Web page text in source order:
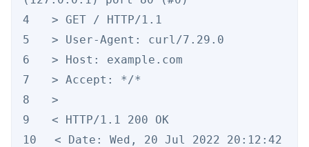
4　　> GET / HTTP/1.1
5　　> User-Agent: curl/7.29.0
6　　> Host: example.com
7　　> Accept: */*
8　　>
9　　< HTTP/1.1 200 OK
10　 < Date: Wed, 20 Jul 2022 20:12:42